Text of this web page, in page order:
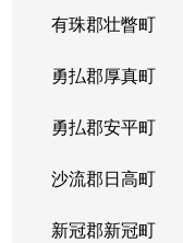
有珠郡壮瞥町
勇払郡厚真町
勇払郡安平町
沙流郡日高町
新冠郡新冠町